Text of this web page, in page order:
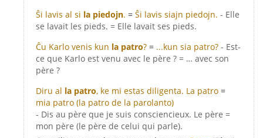
Ŝi lavis al si la piedojn. = Ŝi lavis siajn piedojn. - Elle
se lavait les pieds. = Elle lavait ses pieds.
Ĉu Karlo venis kun la patro? = ...kun sia patro? - Est-
ce que Karlo est venu avec le père ? = … avec son
père ?
Diru al la patro, ke mi estas diligenta. La patro =
mia patro (la patro de la parolanto)
- Dis au père que je suis consciencieux. Le père =
mon père (le père de celui qui parle).